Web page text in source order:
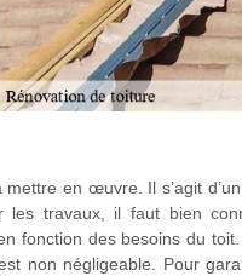
en œuvre. Il s’agit
les travaux, il faut bien
fonction des besoins du
non négligeable. Pour